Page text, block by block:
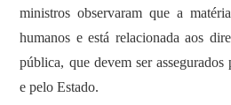
ministros observaram que a
humanos e está relacionada aos
pública, que devem ser assegurados
e pelo Estado.